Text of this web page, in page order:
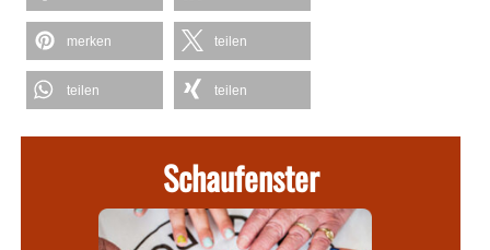
merken teilen
teilen teilen
Schaufenster